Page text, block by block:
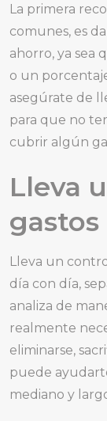
La primera
comunes, es
ahorro, ya sea
o un
asegúrate de
para que no
cubrir algún
Lleva
gastos
Lleva un
día con día,
analiza de
realmente
eliminarse,
puede
mediano y